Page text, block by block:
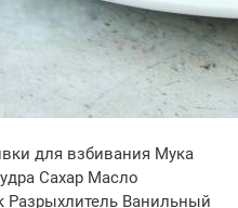
для взбивания Мука
Сахар Масло
Разрыхлитель Ванильный